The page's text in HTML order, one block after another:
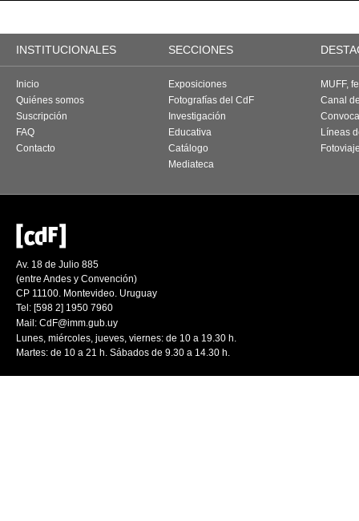
INSTITUCIONALES SECCIONES
Inicio
Quiénes somos
Suscripción
FAQ
Contacto
Exposiciones
Fotografías del CdF
Investigación
Educativa
Catálogo
Mediateca
MUFF,
Canal
Líneas
Av. 18 de Julio 885
(entre Andes y Convención)
CP 11100. Montevideo. Uruguay
Tel: [598 2] 1950 7960
Mail: CdF@imm.gub.uy
Lunes, miércoles, jueves, viernes: de 10 a 19.30 h.
Martes: de 10 a 21 h. Sábados de 9.30 a 14.30 h.